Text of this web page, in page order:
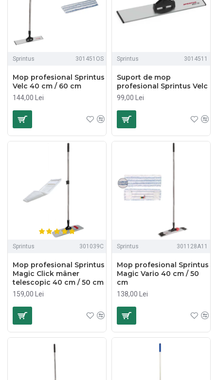
Sprintus 301451OS
Mop profesional Sprintus
Velc 40 cm / 60 cm
144,00 Lei
Sprintus 3014511
Suport de mop
profesional Sprintus Velc
99,00 Lei
Sprintus 301039C
Mop profesional Sprintus
Magic Click mâner
telescopic 40 cm / 50 cm
159,00 Lei
Sprintus 301128A11
Mop profesional Sprintus
Magic Vario 40 cm / 50
cm
138,00 Lei